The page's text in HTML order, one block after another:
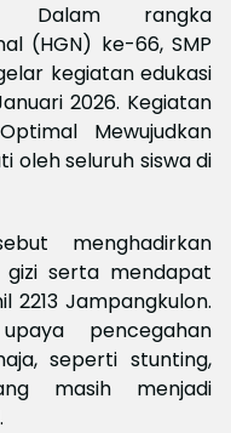
Dalam rangka
(HGN) ke-66, SMP
kegiatan edukasi
2026. Kegiatan
Mewujudkan
oleh seluruh siswa di
menghadirkan
serta mendapat
2213 Jampangkulon.
pencegahan
seperti stunting,
masih menjadi